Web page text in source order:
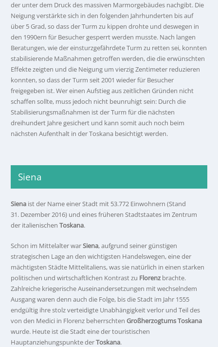
der unter dem Druck des massiven Marmorgebäudes nachgibt. Die
Neigung verstärkte sich in den folgenden Jahrhunderten bis auf
über 5 Grad, so dass der Turm zu kippen drohte und deswegen in
den 1990ern für Besucher gesperrt werden musste. Nach langen
Beratungen, wie der einsturzgefährdete Turm zu retten sei, konnten
stabilisierende Maßnahmen getroffen werden, die die erwünschten
Effekte zeigten und die Neigung um vierzig Zentimeter reduzieren
konnten, so dass der Turm seit 2001 wieder für Besucher
freigegeben ist. Wer einen Aufstieg aus zeitlichen Gründen nicht
schaffen sollte, muss jedoch nicht beunruhigt sein: Durch die
Stabilisierungsmaßnahmen ist der Turm für die nächsten
dreihundert Jahre gesichert und kann somit auch noch beim
nächsten Aufenthalt in der Toskana besichtigt werden.
Siena
Siena ist der Name einer Stadt mit 53.772 Einwohnern (Stand
31. Dezember 2016) und eines früheren Stadtstaates im Zentrum
der italienischen Toskana.
Schon im Mittelalter warSiena, aufgrund seiner günstigen
strategischen Lage an den wichtigsten Handelswegen, eine der
mächtigsten Städte Mittelitaliens, was sie natürlich in einen starken
politischen und wirtschaftlichen Kontrast zu Florenz brachte.
Zahlreiche kriegerische Auseinandersetzungen mit wechselndem
Ausgang waren denn auch die Folge, bis die Stadt im Jahr 1555
endgültig ihre stolz verteidigte Unabhängigkeit verlor und Teil des
von den Medici in Florenz beherrschten Großherzogtums Toskana
wurde. Heute ist die Stadt eine der touristischen
Hauptanziehungspunkte derToskana.